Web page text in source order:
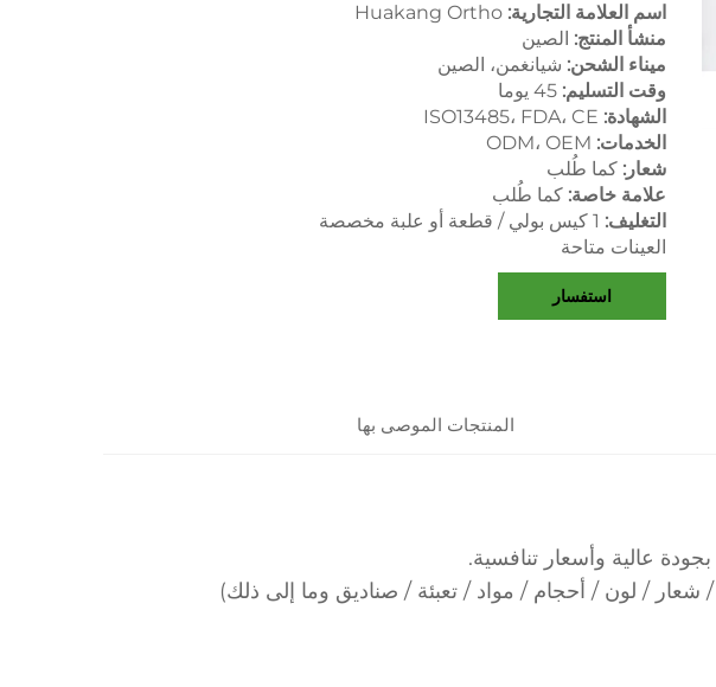
اسم العلامة التجارية: Huakang Ortho
منشأ المنتج: الصين
ميناء الشحن: شيانغمن، الصين
وقت التسليم: 45 يوما
الشهادة: ISO13485، FDA، CE
الخدمات: ODM، OEM
شعار: كما طُلب
علامة خاصة: كما طُلب
التغليف: 1 كيس بولي / قطعة أو علبة مخصصة
العينات متاحة
استفسار
المنتجات الموصى بها
عالية وأسعار تنافسية.
/ لون / أحجام / مواد / تعبئة / صناديق وما إلى ذلك)